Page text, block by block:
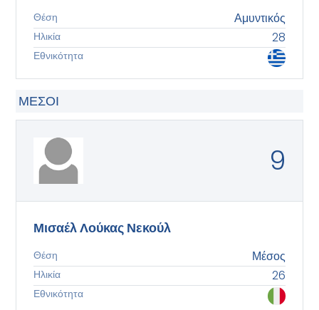
Θέση Αμυντικός
Ηλικία 28
Εθνικότητα
ΜΈΣΟΙ
9
Μισαέλ Λούκας Νεκούλ
Θέση Μέσος
Ηλικία 26
Εθνικότητα